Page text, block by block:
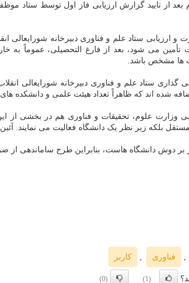
ارزیابی ستاد علم و فناوری دبیرخانه شورایعالی
می شود، بعد از فارغ التحصیلی، عموماً به
ها مشخص باشد.
ستاد علم و فناوری دبیرخانه شورایعالی
شده اند که ظاهراً تعداد هیئت علمی و دانشکده
وزارت علوم، تحقیقات و فناوری هم در بخشی
بلکه زیر نظر یک دانشگاه فعالیت می نمایند.
بر دوش دانشگاه هاست، بنابراین طرح ساماندهی
, فناوری , كاربر
(1)
(0)